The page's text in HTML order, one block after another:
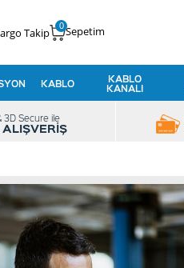
Takip Sepetim
0
KABLO KABLO
KANALI
3D Secure ile